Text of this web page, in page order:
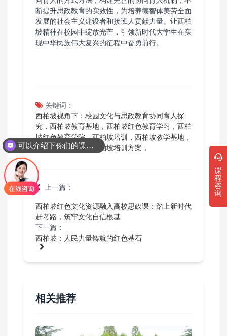
断提升思政教育的实效性，为培养德智体美劳全面
发展的社会主义建设者和接班人贡献力量。让西柏
坡精神在校园中绽放光芒，引领新时代大学生在实
现中华民族伟大复兴的征程中奋勇前行。
关键词：
西柏坡视角下：校园文化与思政教育协同育人探
究，西柏坡教育基地，西柏坡红色教育学习，西柏
坡红色教育学院，西柏坡培训，西柏坡教学基地，
西柏坡干部教育，西柏坡培训方案，
上一篇：
西柏坡红色文化资源融入高校思政课：踏上新时代
赶考路，筑牢文化自信根基
下一篇：
西柏坡：人民力量铸就的红色基石
相关推荐
课
程
咨
询
可以介绍下你们的课程吗？